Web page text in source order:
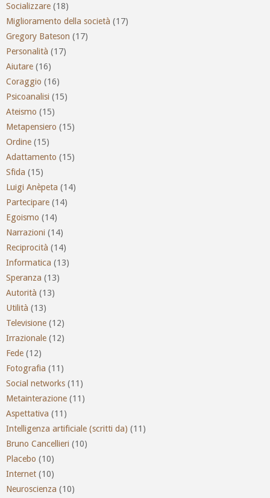
Socializzare (18)
Miglioramento della società (17)
Gregory Bateson (17)
Personalità (17)
Aiutare (16)
Coraggio (16)
Psicoanalisi (15)
Ateismo (15)
Metapensiero (15)
Ordine (15)
Adattamento (15)
Sfida (15)
Luigi Anèpeta (14)
Partecipare (14)
Egoismo (14)
Narrazioni (14)
Reciprocità (14)
Informatica (13)
Speranza (13)
Autorità (13)
Utilità (13)
Televisione (12)
Irrazionale (12)
Fede (12)
Fotografia (11)
Social networks (11)
Metainterazione (11)
Aspettativa (11)
Intelligenza artificiale (scritti da) (11)
Bruno Cancellieri (10)
Placebo (10)
Internet (10)
Neuroscienza (10)